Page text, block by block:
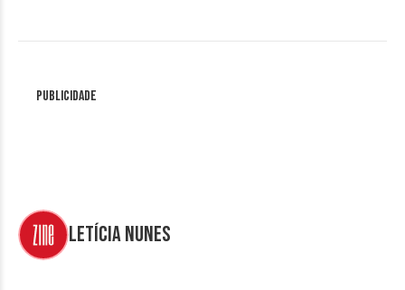
Publicidade
Letícia Nunes